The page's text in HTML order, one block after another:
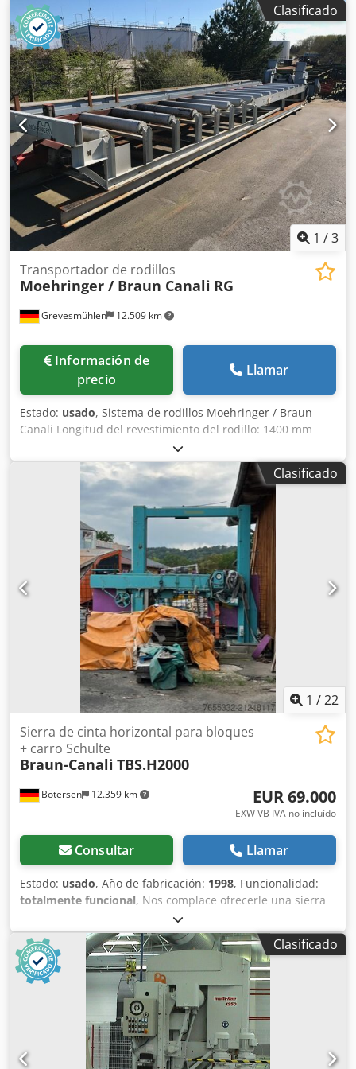
sierra: 28-50 m/s Potencia de conexión: aproximadamente
45 kW Rodillos de avance: 2 x 4 Altura de los rodillos: 200
mm Altura de corte hasta el borde inferior de la guía de
presión: 400 mm o más Ancho de corte: 250 mm a la
izquierda de la hoja de sierra y 250 mm a la derecha de la
hoja de sierra con dispositivo de corte central
documentación técnica completa se adjuntarán fotografías
originales Csdpfxjdfcryo Ag Esha
Clasificado
1 /3
Grevesmühlen 12.509 km
Transportador de rodillos
Moehringer / Braun Canali RG
Información de
precio
Llamar
Estado: usado, Sistema de rodillos Moehringer / Braun
Canali Longitud del revestimiento del rodillo: 1400 mm
Chsdpfjdffnhex Ag Eja Distancia entre rodillos: 700 mm
Longitud total: aproximadamente 11000 mm
Clasificado
1 /22
Bötersen 12.359 km
Sierra de cinta horizontal para bloques
+ carro Schulte
Braun-Canali TBS.H2000
EUR 69.000
EXW VB IVA no incluído
Consultar Llamar
Estado: usado, Año de fabricación: 1998, Funcionalidad:
totalmente funcional, Nos complace ofrecerle una sierra
horizontal Braun-Canali, un modelo poco común, con un
ancho de corte de aproximadamente 200 cm.
Teóricamente, la máquina puede cortar troncos de hasta
250 cm de diámetro, ya que el cabezal de la sierra puede
elevarse considerablemente. Chjdpfx Agoykrdze Eoa
Diámetro de la rueda: aproximadamente 140 cm; anchuras
de la hoja de sierra: 130–160 cm. El sistema de ajuste de
grosor/altura ha sido reconstruido, con una nueva
transmisión y nuevos componentes electrónicos para el
Clasificado